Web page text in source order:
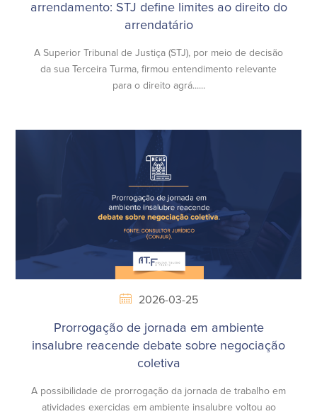
arrendamento: STJ define limites ao direito do
arrendatário
A Superior Tribunal de Justiça (STJ), por meio de decisão
da sua Terceira Turma, firmou entendimento relevante
para o direito agrá......
2026-03-25
Prorrogação de jornada em ambiente
insalubre reacende debate sobre negociação
coletiva
A possibilidade de prorrogação da jornada de trabalho em
atividades exercidas em ambiente insalubre voltou ao